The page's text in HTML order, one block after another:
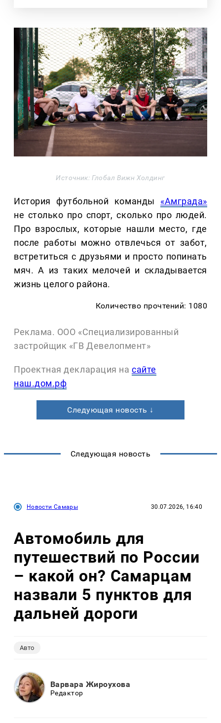
Источник: Глобал Вижн Холдинг
История футбольной команды «Амграда»
не столько про спорт, сколько про людей.
Про взрослых, которые нашли место, где
после работы можно отвлечься от забот,
встретиться с друзьями и просто попинать
мяч. А из таких мелочей и складывается
жизнь целого района.
Количество прочтений: 1080
Реклама. ООО «Специализированный
застройщик «ГВ Девелопмент»
Проектная декларация на сайте
наш.дом.рф
Следующая новость ↓
Следующая новость
Новости Самары 30.07.2026, 16:40
Автомобиль для
путешествий по России
– какой он? Самарцам
назвали 5 пунктов для
дальней дороги
Авто
Варвара Жироухова
Редактор